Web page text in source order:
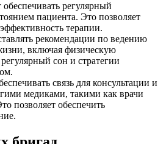
регулярный
пациента. Это позволяет
терапии.
рекомендации по ведению
включая физическую
сон и стратегии
связь для консультации и
медиками, такими как врачи
позволяет обеспечить